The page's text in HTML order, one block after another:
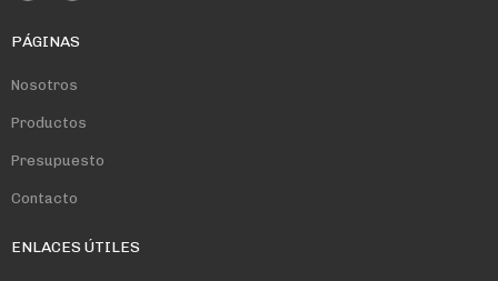
PÁGINAS
Nosotros
Productos
Presupuesto
Contacto
ENLACES ÚTILES